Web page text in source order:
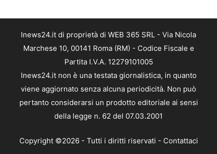
Inews24.it di proprietà di WEB 365 SRL - Via Nicola
Marchese 10, 00141 Roma (RM) - Codice Fiscale e
Partita I.V.A. 12279101005
Inews24.it non è una testata giornalistica, in quanto
viene aggiornato senza alcuna periodicità. Non può
pertanto considerarsi un prodotto editoriale ai sensi
della legge n. 62 del 07.03.2001
Copyright ©2026 - Tutti i diritti riservati - Contattaci